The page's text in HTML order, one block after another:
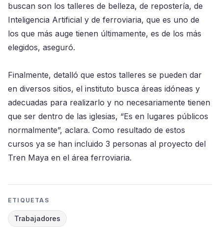
buscan son los talleres de belleza, de repostería, de
Inteligencia Artificial y de ferroviaria, que es uno de
los que más auge tienen últimamente, es de los más
elegidos, aseguró.
Finalmente, detalló que estos talleres se pueden dar
en diversos sitios, el instituto busca áreas idóneas y
adecuadas para realizarlo y no necesariamente tienen
que ser dentro de las iglesias, “Es en lugares públicos
normalmente”, aclara. Como resultado de estos
cursos ya se han incluido 3 personas al proyecto del
Tren Maya en el área ferroviaria.
ETIQUETAS
Trabajadores